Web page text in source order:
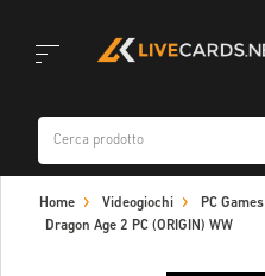
navigation
Home Videogiochi PC Games
Dragon Age 2 PC (ORIGIN) WW